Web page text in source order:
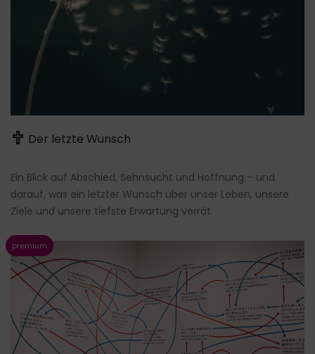
Der letzte Wunsch
Ein Blick auf Abschied, Sehnsucht und Hoffnung – und
darauf, was ein letzter Wunsch über unser Leben, unsere
Ziele und unsere tiefste Erwartung verrät.